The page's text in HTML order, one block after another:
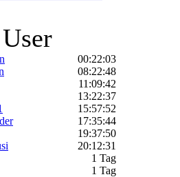
00:22:03
08:22:48
11:09:42
13:22:37
15:57:52
17:35:44
19:37:50
20:12:31
1 Tag
1 Tag